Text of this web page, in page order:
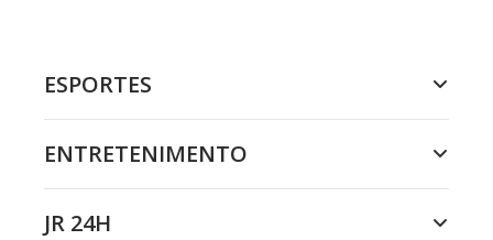
ESPORTES
ENTRETENIMENTO
JR 24H